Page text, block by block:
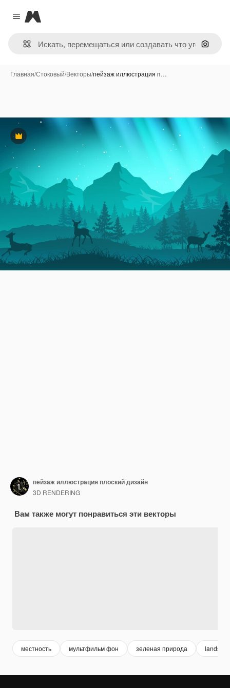
Close menu
Magnific
Поиск
Главная/Стоковый/Векторы/пейзаж иллюстрация п…
Премиум
пейзаж иллюстрация плоский дизайн
3D RENDERING
Вам также могут понравиться эти векторы
местность мультфильм фон зеленая природа